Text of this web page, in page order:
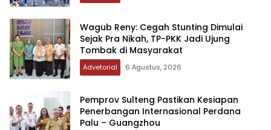
Wagub Reny: Cegah Stunting Dimulai
Sejak Pra Nikah, TP-PKK Jadi Ujung
Tombak di Masyarakat
Advetorial 6 Agustus, 2026
Pemprov Sulteng Pastikan Kesiapan
Penerbangan Internasional Perdana
Palu – Guangzhou